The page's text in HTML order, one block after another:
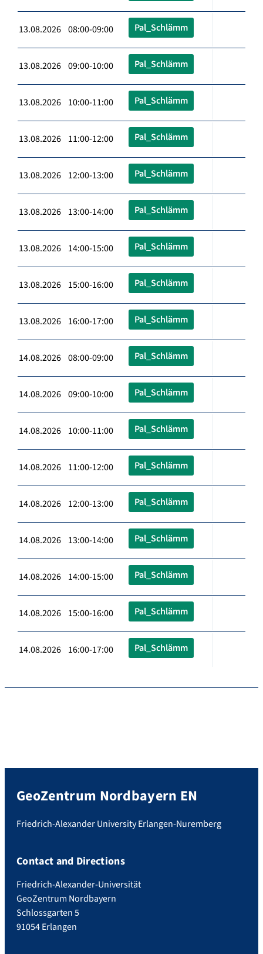
13.08.2026 08:00-09:00 Pal_Schlämm
13.08.2026 09:00-10:00 Pal_Schlämm
13.08.2026 10:00-11:00 Pal_Schlämm
13.08.2026 11:00-12:00 Pal_Schlämm
13.08.2026 12:00-13:00 Pal_Schlämm
13.08.2026 13:00-14:00 Pal_Schlämm
13.08.2026 14:00-15:00 Pal_Schlämm
13.08.2026 15:00-16:00 Pal_Schlämm
13.08.2026 16:00-17:00 Pal_Schlämm
14.08.2026 08:00-09:00 Pal_Schlämm
14.08.2026 09:00-10:00 Pal_Schlämm
14.08.2026 10:00-11:00 Pal_Schlämm
14.08.2026 11:00-12:00 Pal_Schlämm
14.08.2026 12:00-13:00 Pal_Schlämm
14.08.2026 13:00-14:00 Pal_Schlämm
14.08.2026 14:00-15:00 Pal_Schlämm
14.08.2026 15:00-16:00 Pal_Schlämm
14.08.2026 16:00-17:00 Pal_Schlämm
GeoZentrum Nordbayern EN
Friedrich-Alexander University Erlangen-Nuremberg
Contact and Directions
Friedrich-Alexander-Universität
GeoZentrum Nordbayern
Schlossgarten 5
91054 Erlangen